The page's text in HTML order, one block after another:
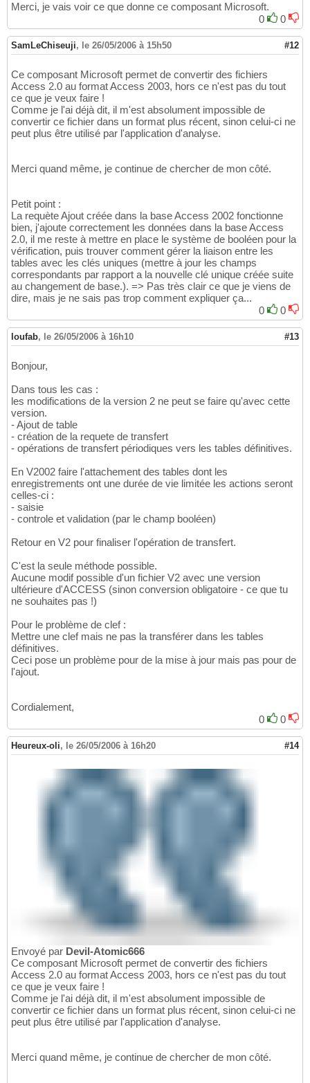
Merci, je vais voir ce que donne ce composant Microsoft.
0
0
SamLeChiseuji, le 26/05/2006 à 15h50 #12
Ce composant Microsoft permet de convertir des fichiers
Access 2.0 au format Access 2003, hors ce n'est pas du tout
ce que je veux faire !
Comme je l'ai déjà dit, il m'est absolument impossible de
convertir ce fichier dans un format plus récent, sinon celui-ci ne
peut plus être utilisé par l'application d'analyse.
Merci quand même, je continue de chercher de mon côté.
Petit point :
La requète Ajout créée dans la base Access 2002 fonctionne
bien, j'ajoute correctement les données dans la base Access
2.0, il me reste à mettre en place le système de booléen pour la
vérification, puis trouver comment gérer la liaison entre les
tables avec les clés uniques (mettre à jour les champs
correspondants par rapport a la nouvelle clé unique créée suite
au changement de base.). => Pas très clair ce que je viens de
dire, mais je ne sais pas trop comment expliquer ça...
0
0
loufab, le 26/05/2006 à 16h10 #13
Bonjour,
Dans tous les cas :
les modifications de la version 2 ne peut se faire qu'avec cette
version.
- Ajout de table
- création de la requete de transfert
- opérations de transfert périodiques vers les tables définitives.
En V2002 faire l'attachement des tables dont les
enregistrements ont une durée de vie limitée les actions seront
celles-ci :
- saisie
- controle et validation (par le champ booléen)
Retour en V2 pour finaliser l'opération de transfert.
C'est la seule méthode possible.
Aucune modif possible d'un fichier V2 avec une version
ultérieure d'ACCESS (sinon conversion obligatoire - ce que tu
ne souhaites pas !)
Pour le problème de clef :
Mettre une clef mais ne pas la transférer dans les tables
définitives.
Ceci pose un problème pour de la mise à jour mais pas pour de
l'ajout.
Cordialement,
0
0
Heureux-oli, le 26/05/2006 à 16h20 #14
Envoyé par Devil-Atomic666
Ce composant Microsoft permet de convertir des fichiers
Access 2.0 au format Access 2003, hors ce n'est pas du tout
ce que je veux faire !
Comme je l'ai déjà dit, il m'est absolument impossible de
convertir ce fichier dans un format plus récent, sinon celui-ci ne
peut plus être utilisé par l'application d'analyse.
Merci quand même, je continue de chercher de mon côté.